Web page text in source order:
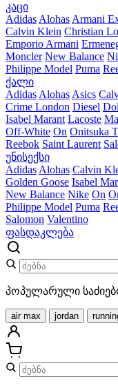
კაცი
Adidas Alohas Armani
Calvin Klein Christian
Emporio Armani
Moncler New Balance
Philippe Model Puma
ქალი
Adidas Alohas Asics
Crime London Diesel
Isabel Marant Lacoste
Off-White On Onitsuka
Reebok Saint Laurent
უნისექსი
Adidas Alohas Calvin
Golden Goose Isabel
New Balance Nike On
Philippe Model Puma
Salomon Valentino
ფასდაკლება
პოპულარული
air max jordan